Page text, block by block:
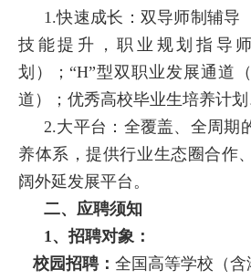
1.快速成长：双导师制辅导
技能提升，职业规划指导
划）；“H”型双职业发展通道
道）；优秀高校毕业生培养计划
2.大平台：全覆盖、全周期
养体系，提供行业生态圈合作
阔外延发展平台。
二、应聘须知
1、招聘对象：
校园招聘： 全国高等学校（含